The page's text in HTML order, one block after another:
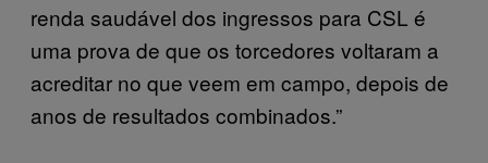
renda saudável dos ingressos para CSL é
uma prova de que os torcedores voltaram a
acreditar no que veem em campo, depois de
anos de resultados combinados.”